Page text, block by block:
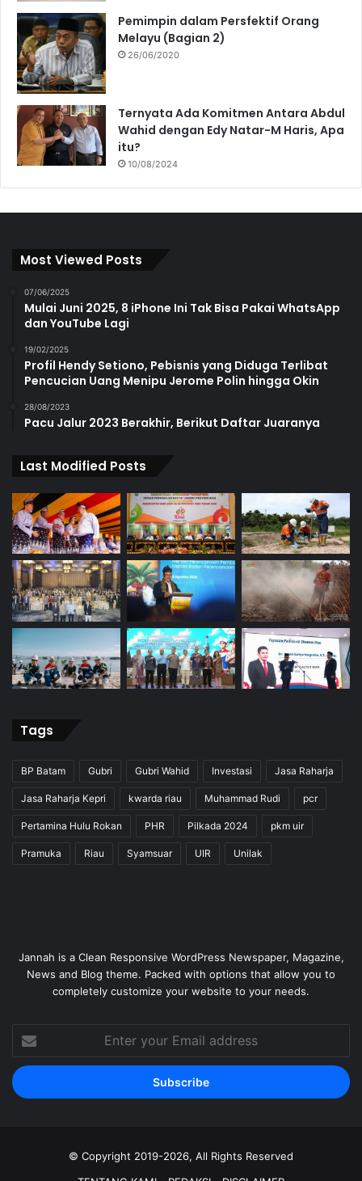
Pemimpin dalam Persfektif Orang
Melayu (Bagian 2)
26/06/2020
Ternyata Ada Komitmen Antara Abdul
Wahid dengan Edy Natar-M Haris, Apa
itu?
10/08/2024
Most Viewed Posts
07/06/2025
Mulai Juni 2025, 8 iPhone Ini Tak Bisa Pakai WhatsApp
dan YouTube Lagi
19/02/2025
Profil Hendy Setiono, Pebisnis yang Diduga Terlibat
Pencucian Uang Menipu Jerome Polin hingga Okin
28/08/2023
Pacu Jalur 2023 Berakhir, Berikut Daftar Juaranya
Last Modified Posts
Tags
BP Batam Gubri Gubri Wahid Investasi Jasa Raharja
Jasa Raharja Kepri kwarda riau Muhammad Rudi pcr
Pertamina Hulu Rokan PHR Pilkada 2024 pkm uir
Pramuka Riau Syamsuar UIR Unilak
Jannah is a Clean Responsive WordPress Newspaper, Magazine,
News and Blog theme. Packed with options that allow you to
completely customize your website to your needs.
your
Email
address
© Copyright 2019-2026, All Rights Reserved